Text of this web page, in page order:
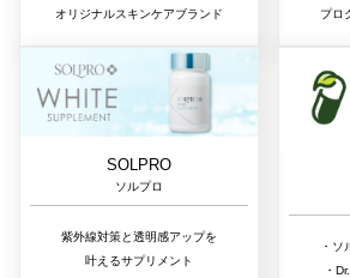
オリジナルスキンケアブランド
プロ
SOLPRO
ソルプロ
紫外線対策と透明感アップを
叶えるサプリメント
・ソ
・